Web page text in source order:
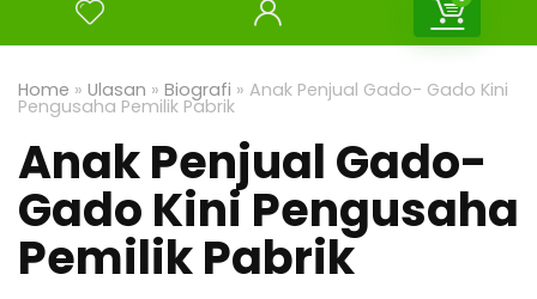
Home » Ulasan » Biografi » Anak Penjual Gado- Gado Kini
Pengusaha Pemilik Pabrik
Anak Penjual Gado-
Gado Kini Pengusaha
Pemilik Pabrik